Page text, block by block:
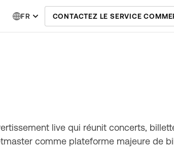
FR CONTACTEZ LE SERVICE
live qui réunit concerts,
comme plateforme majeure de